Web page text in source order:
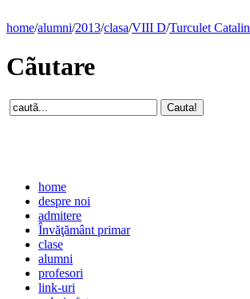
home/alumni/2013/clasa/VIII D/Turculet Catalin
Cãutare
home
despre noi
admitere
Învăţământ primar
clase
alumni
profesori
link-uri